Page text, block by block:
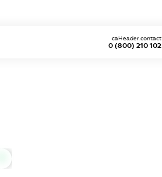
0 (800) 210 102
caHeader.contact